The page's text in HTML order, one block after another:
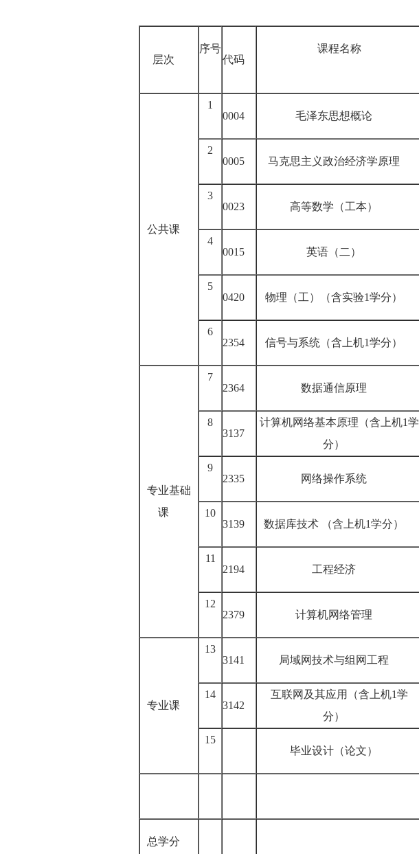
层次
序号
代码
课程名称
公共课
1
0004
毛泽东思想概论
2
0005
马克思主义政治经济学原理
3
0023
高等数学（工本）
4
0015
英语（二）
5
0420
物理（工）（含实验1学分）
6
2354
信号与系统（含上机1学分）
专业基础
课
7
2364
数据通信原理
8
3137
计算机网络基本原理（含上机1学
分）
9
2335
网络操作系统
10
3139
数据库技术 （含上机1学分）
11
2194
工程经济
12
2379
计算机网络管理
专业课
13
3141
局域网技术与组网工程
14
3142
互联网及其应用（含上机1学
分）
15
毕业设计（论文）
总学分